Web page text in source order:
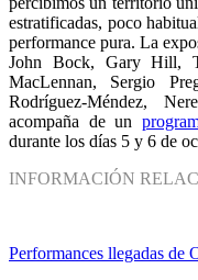
estratificadas, poco
performance pura. La
John Bock, Gary Hill,
MacLennan, Sergio
Rodríguez-Méndez,
acompaña de un
durante los días 5 y 6 de
INFORMACIÓN
Performances llegadas de